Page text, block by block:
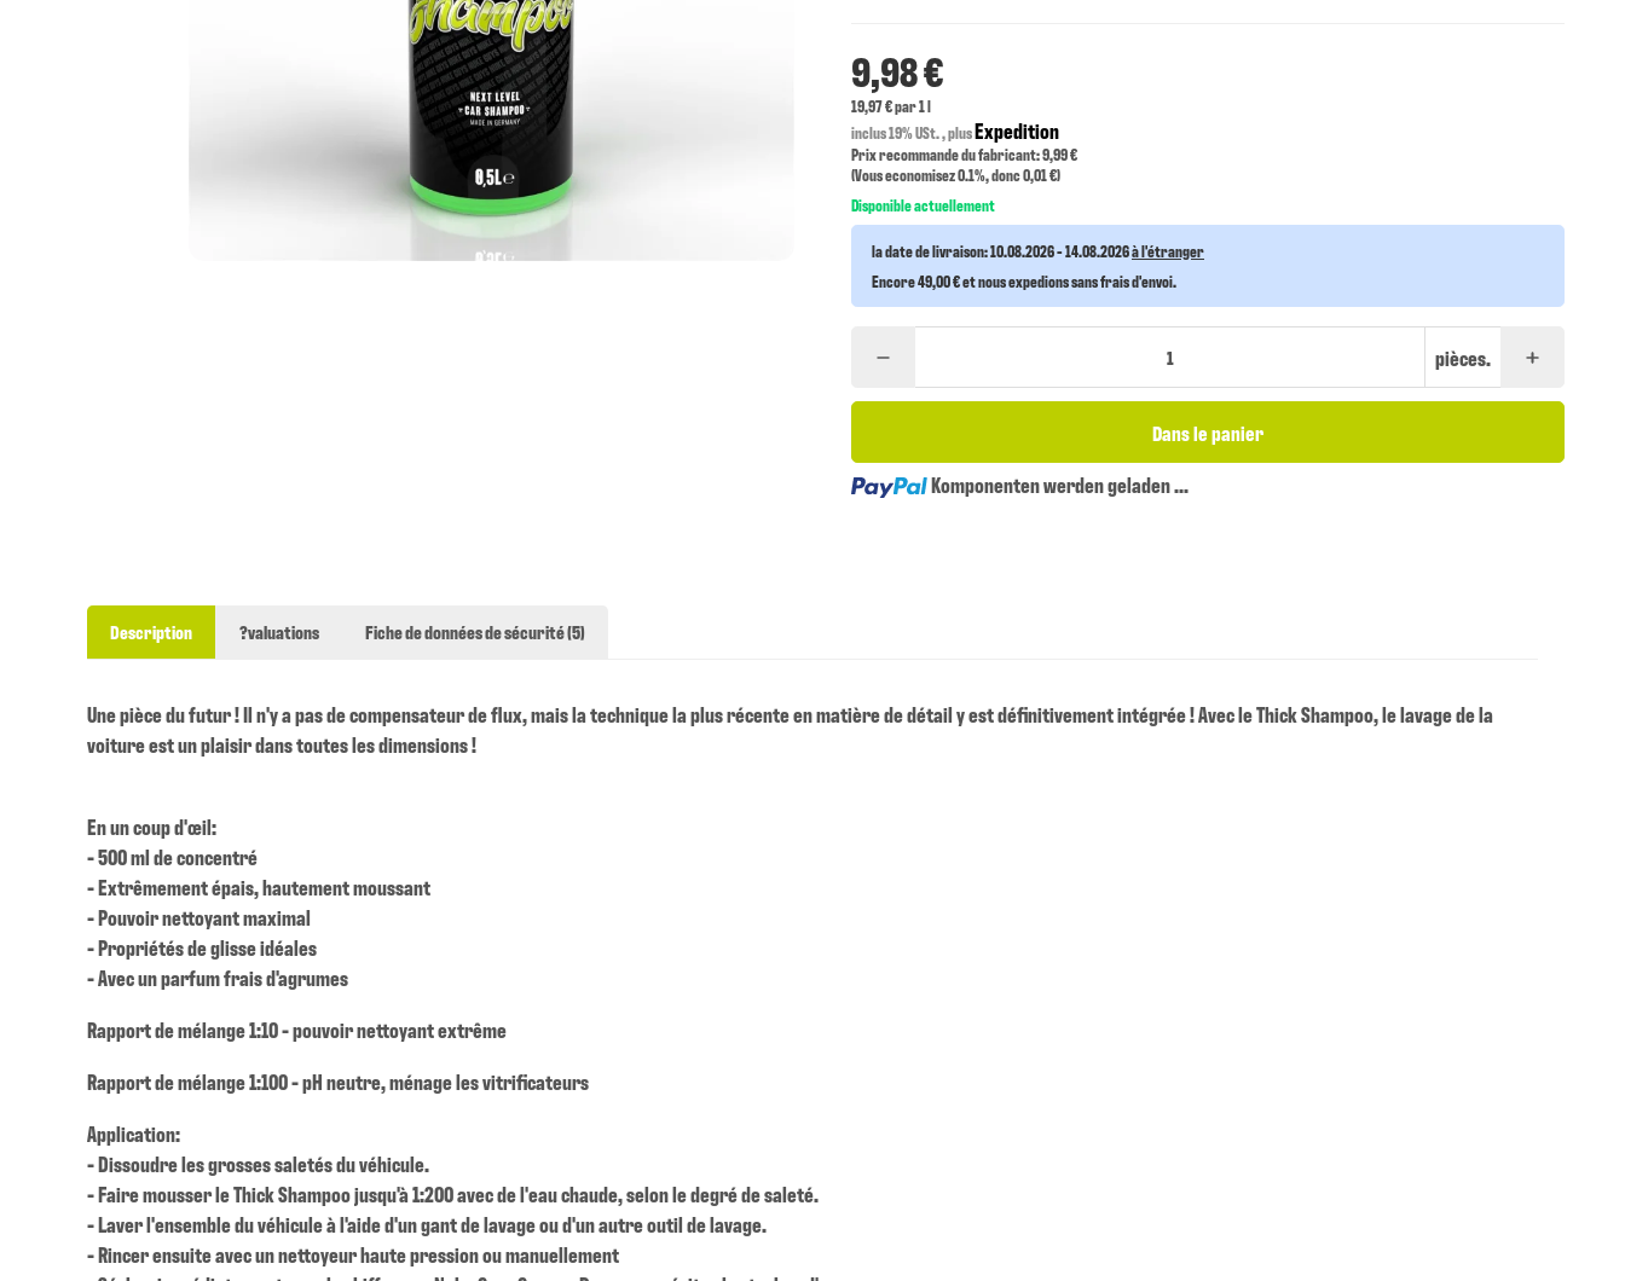
9,98 €
19,97 € par 1 l
inclus 19% USt. , plusExpedition
Prix recommande du fabricant: 9,99 €
(Vous economisez0.1%, donc0,01 €)
Disponible actuellement
la date de livraison:10.08.2026 - 14.08.2026à l'étranger
Encore 49,00 € et nous expedions sans frais d'envoi.
pièces.
Dans le panier
Loading...Komponenten werden geladen ...
Description ?valuations Fiche de données de sécurité (5)
Une pièce du futur ! Il n'y a pas de compensateur de flux, mais la technique la plus récente en matière de détail y est définitivement intégrée ! Avec le Thick Shampoo, le lavage de la
voiture est un plaisir dans toutes les dimensions !
En un coup d'œil:
- 500 ml de concentré
- Extrêmement épais, hautement moussant
- Pouvoir nettoyant maximal
- Propriétés de glisse idéales
- Avec un parfum frais d'agrumes
Rapport de mélange 1:10 - pouvoir nettoyant extrême
Rapport de mélange 1:100 - pH neutre, ménage les vitrificateurs
Application:
- Dissoudre les grosses saletés du véhicule.
- Faire mousser le Thick Shampoo jusqu'à 1:200 avec de l'eau chaude, selon le degré de saleté.
- Laver l'ensemble du véhicule à l'aide d'un gant de lavage ou d'un autre outil de lavage.
- Rincer ensuite avec un nettoyeur haute pression ou manuellement